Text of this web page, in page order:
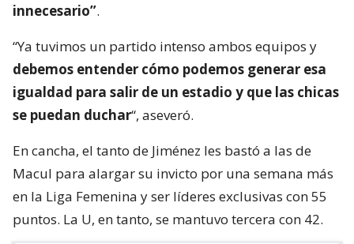
innecesario”.
“Ya tuvimos un partido intenso ambos equipos y
debemos entender cómo podemos generar esa
igualdad para salir de un estadio y que las chicas
se puedan duchar“, aseveró.
En cancha, el tanto de Jiménez les bastó a las de
Macul para alargar su invicto por una semana más
en la Liga Femenina y ser líderes exclusivas con 55
puntos. La U, en tanto, se mantuvo tercera con 42.